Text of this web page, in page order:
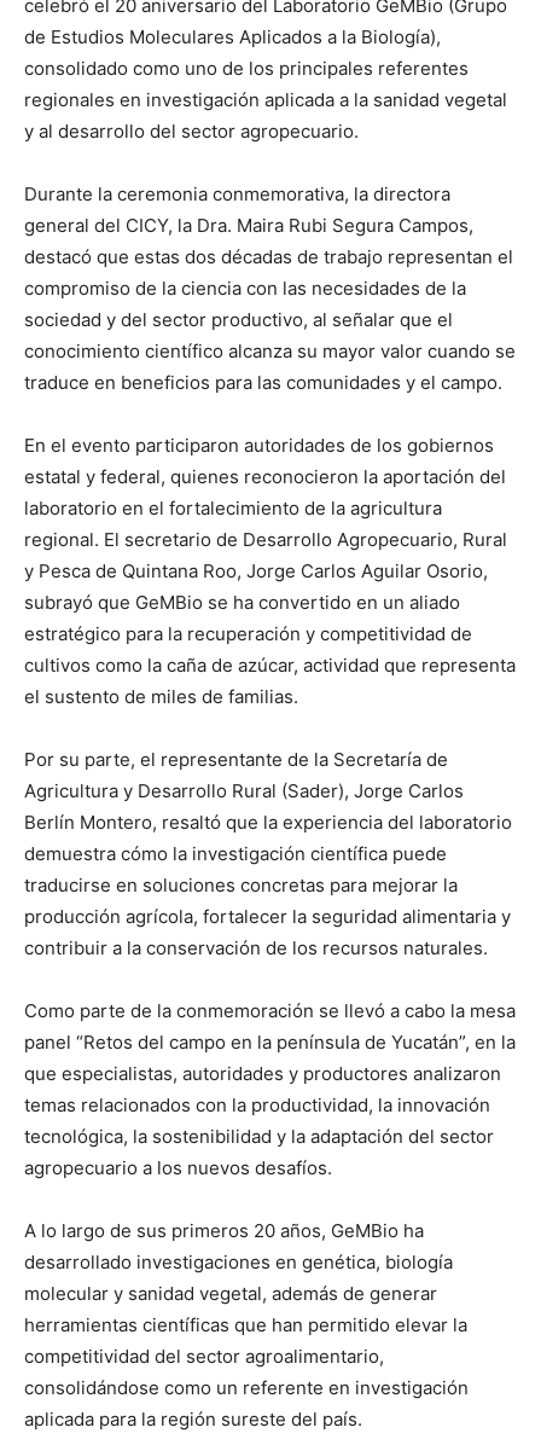
celebró el 20 aniversario del Laboratorio GeMBio (Grupo
de Estudios Moleculares Aplicados a la Biología),
consolidado como uno de los principales referentes
regionales en investigación aplicada a la sanidad vegetal
y al desarrollo del sector agropecuario.
Durante la ceremonia conmemorativa, la directora
general del CICY, la Dra. Maira Rubi Segura Campos,
destacó que estas dos décadas de trabajo representan el
compromiso de la ciencia con las necesidades de la
sociedad y del sector productivo, al señalar que el
conocimiento científico alcanza su mayor valor cuando se
traduce en beneficios para las comunidades y el campo.
En el evento participaron autoridades de los gobiernos
estatal y federal, quienes reconocieron la aportación del
laboratorio en el fortalecimiento de la agricultura
regional. El secretario de Desarrollo Agropecuario, Rural
y Pesca de Quintana Roo, Jorge Carlos Aguilar Osorio,
subrayó que GeMBio se ha convertido en un aliado
estratégico para la recuperación y competitividad de
cultivos como la caña de azúcar, actividad que representa
el sustento de miles de familias.
Por su parte, el representante de la Secretaría de
Agricultura y Desarrollo Rural (Sader), Jorge Carlos
Berlín Montero, resaltó que la experiencia del laboratorio
demuestra cómo la investigación científica puede
traducirse en soluciones concretas para mejorar la
producción agrícola, fortalecer la seguridad alimentaria y
contribuir a la conservación de los recursos naturales.
Como parte de la conmemoración se llevó a cabo la mesa
panel “Retos del campo en la península de Yucatán”, en la
que especialistas, autoridades y productores analizaron
temas relacionados con la productividad, la innovación
tecnológica, la sostenibilidad y la adaptación del sector
agropecuario a los nuevos desafíos.
A lo largo de sus primeros 20 años, GeMBio ha
desarrollado investigaciones en genética, biología
molecular y sanidad vegetal, además de generar
herramientas científicas que han permitido elevar la
competitividad del sector agroalimentario,
consolidándose como un referente en investigación
aplicada para la región sureste del país.